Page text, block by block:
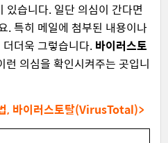
습니다. 일단 의심이 간다면
. 특히 메일에 첨부된 내용이나
더욱 그렇습니다. 바이러스토
런 의심을 확인시켜주는 곳입니
, 바이러스토탈(VirusTotal)>